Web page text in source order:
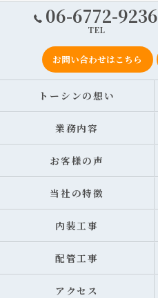
06-6772-9236
TEL
お問い合わせはこちら
トーシンの想い
業務内容
お客様の声
当社の特徴
内装工事
配管工事
アクセス